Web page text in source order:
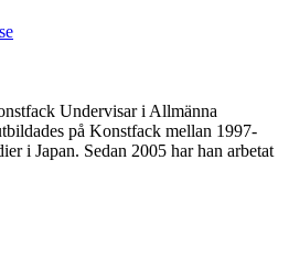
Undervisar i Allmänna
på Konstfack mellan 1997-
i Japan. Sedan 2005 har han arbetat